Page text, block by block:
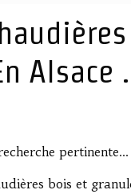
Alsace
bois et